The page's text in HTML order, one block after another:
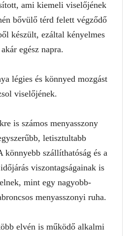
ami kiemeli viselőjének
bővülő térd felett végződő
készült, ezáltal kényelmes
egész napra.
légies és könnyed mozgást
viselőjének.
is számos menyasszony
letisztultabb
könnyebb szállíthatóság és a
viszontagságainak is
mint egy nagyobb-
menyasszonyi ruha.
elvén is működő alkalmi